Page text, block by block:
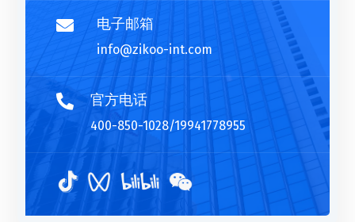
 电子邮箱
info@zikoo-int.com
 官方电话
400-850-1028/19941778955